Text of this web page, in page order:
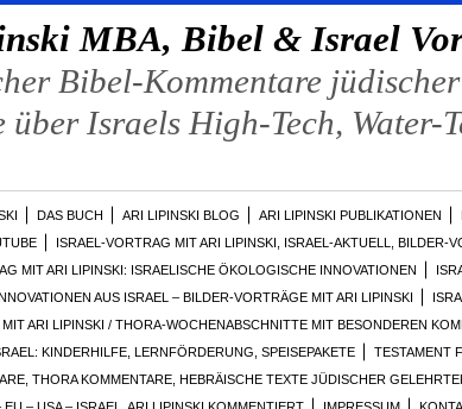
MBA, Bibel & Israel
Bibel-Kommentare
über Israels High-Tech, Water-
DAS BUCH ARI LIPINSKI BLOG ARI LIPINSKI PUBLIKATIONEN
ISRAEL-VORTRAG MIT ARI LIPINSKI, ISRAEL-AKTUELL, BILDER-
MIT ARI LIPINSKI: ISRAELISCHE ÖKOLOGISCHE INNOVATIONEN
AUS ISRAEL – BILDER-VORTRÄGE MIT ARI LIPINSKI
ARI LIPINSKI / THORA-WOCHENABSCHNITTE MIT BESONDEREN
KINDERHILFE, LERNFÖRDERUNG, SPEISEPAKETE
TESTAMENT
THORA KOMMENTARE, HEBRÄISCHE TEXTE JÜDISCHER